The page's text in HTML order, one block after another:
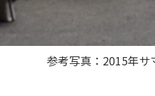
参考写真：2015年